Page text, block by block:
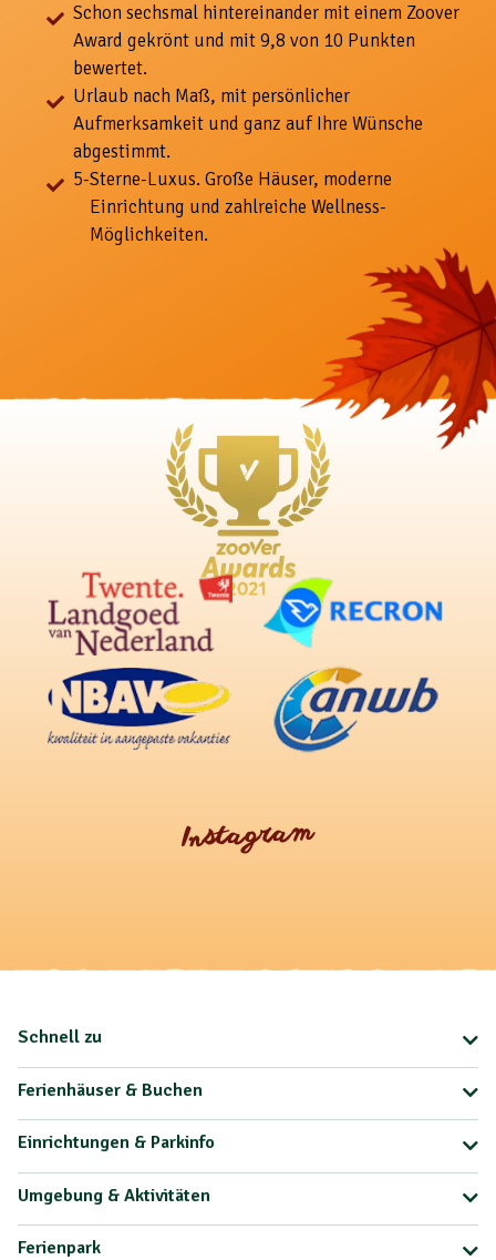
Schon sechsmal hintereinander mit einem Zoover
Award gekrönt und mit 9,8 von 10 Punkten
bewertet.
Urlaub nach Maß, mit persönlicher
Aufmerksamkeit und ganz auf Ihre Wünsche
abgestimmt.
5-Sterne-Luxus. Große Häuser, moderne
Einrichtung und zahlreiche Wellness-
Möglichkeiten.
Instagram
Schnell zu
Ferienhäuser & Buchen
Einrichtungen & Parkinfo
Umgebung & Aktivitäten
Ferienpark